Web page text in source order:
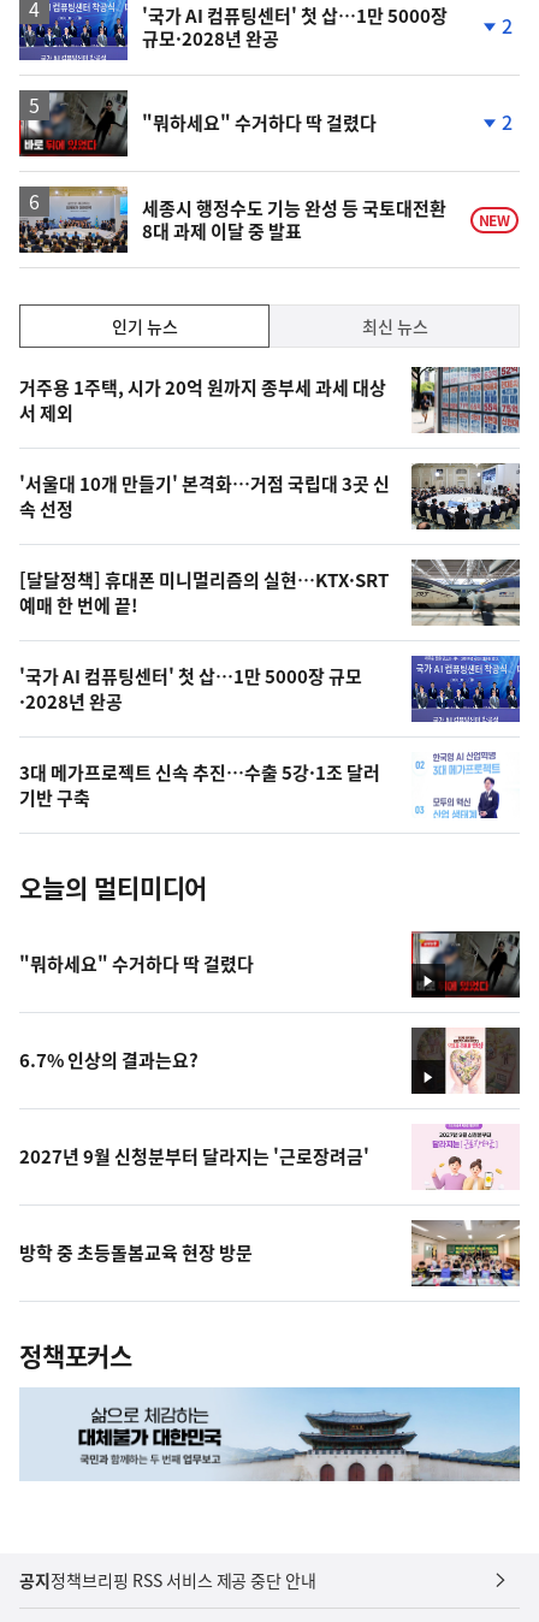
'국가 AI 컴퓨팅센터' 첫 삽…1만 5000장
규모·2028년 완공
2
영
상
"뭐하세요" 수거하다 딱 걸렸다
락
2
세종시 행정수도 기능 완성 등 국토대전환
8대 과제 이달 중 발표
NEW
기,
최
신,
오
늘
의
영
상
오
늘
사
진
인기 뉴스 최신 뉴스
기
뉴
스
거주용 1주택, 시가 20억 원까지 종부세 과세 대상
서 제외
'서울대 10개 만들기' 본격화…거점 국립대 3곳 신
속 선정
[달달정책] 휴대폰 미니멀리즘의 실현…KTX·SRT
예매 한 번에 끝!
'국가 AI 컴퓨팅센터' 첫 삽…1만 5000장 규모
·2028년 완공
3대 메가프로젝트 신속 추진…수출 5강·1조 달러
기반 구축
오늘의 멀티미디어
영
상
"뭐하세요" 수거하다 딱 걸렸다
영
상
6.7% 인상의 결과는요?
2027년 9월 신청분부터 달라지는 '근로장려금'
방학 중 초등돌봄교육 현장 방문
정책포커스
공지정책브리핑 RSS 서비스 제공 중단 안내